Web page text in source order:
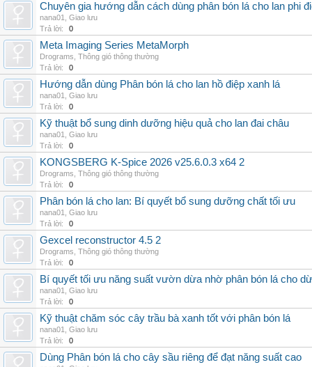
Chuyên gia hướng dẫn cách dùng phân bón lá cho lan phi
nana01
Giao lưu
Trả lời:
0
Meta Imaging Series MetaMorph
Drograms Thông gió thông thường
Trả lời:
0
Hướng dẫn dùng Phân bón lá cho lan hồ điệp xanh lá
nana01
Giao lưu
Trả lời:
0
Kỹ thuật bổ sung dinh dưỡng hiệu quả cho lan đai châu
nana01
Giao lưu
Trả lời:
0
KONGSBERG K-Spice 2026 v25.6.0.3 x64 2
Drograms Thông gió thông thường
Trả lời:
0
Phân bón lá cho lan: Bí quyết bổ sung dưỡng chất tối ưu
nana01
Giao lưu
Trả lời:
0
Gexcel reconstructor 4.5 2
Drograms Thông gió thông thường
Trả lời:
0
Bí quyết tối ưu năng suất vườn dừa nhờ phân bón lá cho
nana01
Giao lưu
Trả lời:
0
Kỹ thuật chăm sóc cây trầu bà xanh tốt với phân bón lá
nana01
Giao lưu
Trả lời:
0
Dùng Phân bón lá cho cây sầu riêng để đạt năng suất cao